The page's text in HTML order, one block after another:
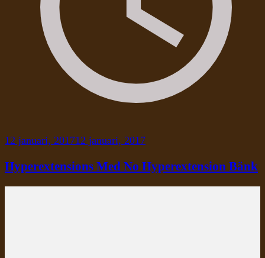
12 januari, 201712 januari, 2017
Hyperextensions Med No Hyperextension Bänk